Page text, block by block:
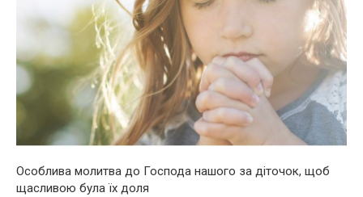
Особлива молитва до Господа нашого за діточок, щоб
щасливою була їх доля